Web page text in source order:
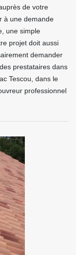
de votre
à une demande
une simple
projet doit aussi
demander
prestataires dans
Tescou, dans le
professionnel